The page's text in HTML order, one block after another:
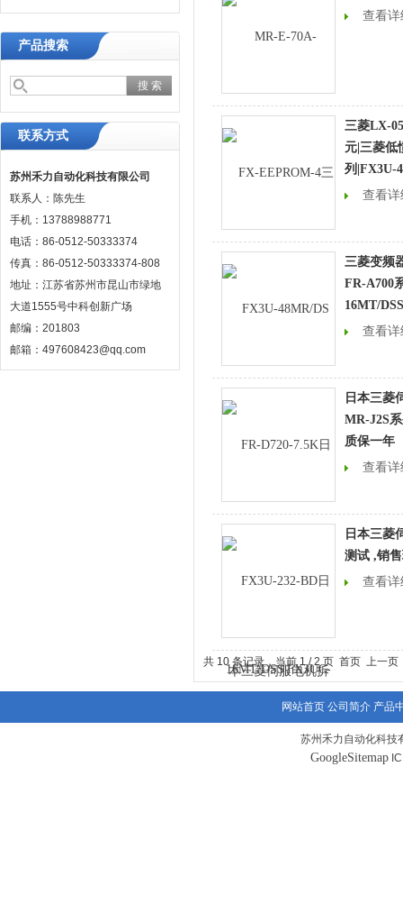
产品搜索
联系方式
苏州禾力自动化科技有限公司
联系人：陈先生
手机：13788988771
电话：86-0512-50333374
传真：86-0512-50333374-808
地址：江苏省苏州市昆山市绿地
大道1555号中科创新广场
邮编：201803
邮箱：497608423@qq.com
查看
三菱LX-
元|三菱低
列|FX3U-
查看
三菱变频
FR-A700
16MT/
查看
日本三菱
MR-J2S
质保一年
查看
日本三菱
测试 ,销
查看
共 10 条记录，当前 1 / 2 页 首页 上一页
网站首页 公司简介 产品
苏州禾力自动化科技
GoogleSitemap